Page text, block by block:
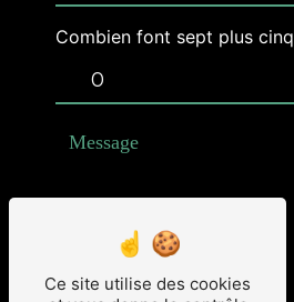
Combien font sept plus cinq
Ce site utilise des cookies